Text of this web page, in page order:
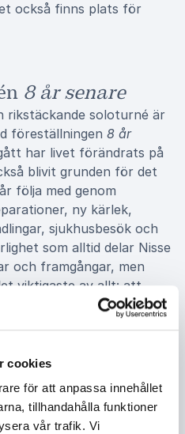
cookies
för att anpassa innehållet
tillhandahålla funktioner
vår trafik. Vi
också finns plats för
8 år senare
rikstäckande soloturné är
föreställningen 8 år
har livet förändrats på
blivit grunden för det
följa med genom
ny kärlek,
sjukhusbesök och
som alltid delar Nisse
och framgångar, men
viktigaste av allt: att
visar varför
skickligaste
vardagsobservationer
gör varje framträdande